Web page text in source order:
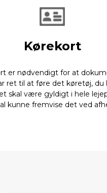
Kørekort
er nødvendigt for at
ret til at føre det køretøj, du
skal være gyldigt i hele
kunne fremvise det ved